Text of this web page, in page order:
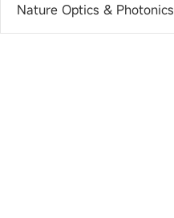
Nature Optics & Photonics